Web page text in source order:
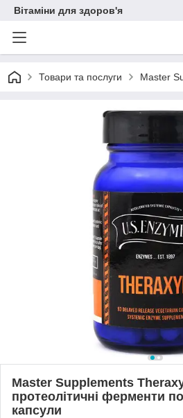
Вітаміни для здоров'я
Товари та послуги Master
Master Supplements
протеолітичні ферменти
капсули